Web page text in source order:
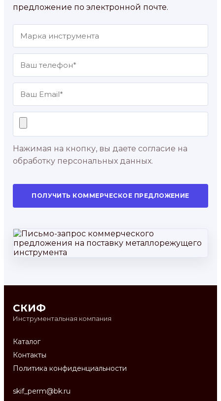
предложение по электронной почте.
Нажимая на кнопку, вы даете согласие на
обработку персональных данных.
ПОЛУЧИТЬ КОММЕРЧЕСКОЕ ПРЕДЛОЖЕНИЕ
СКИФ
Инструментальная компания
Каталог
Контакты
Политика конфиденциальности
skif_perm@bk.ru